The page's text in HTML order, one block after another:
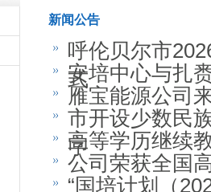
新闻公告
呼伦贝尔市
式
安培中心与扎
雁宝能源公司
市开设少数民
字
高等学历继续
公司荣获全国
“国培计划（